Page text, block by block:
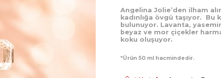
Angelina Jolie’den ilham
kadınlığa övgü taşıyor.
bulunuyor. Lavanta,
beyaz ve mor çiçekler
koku oluşuyor.
*Ürün 50 ml hacmindedir.